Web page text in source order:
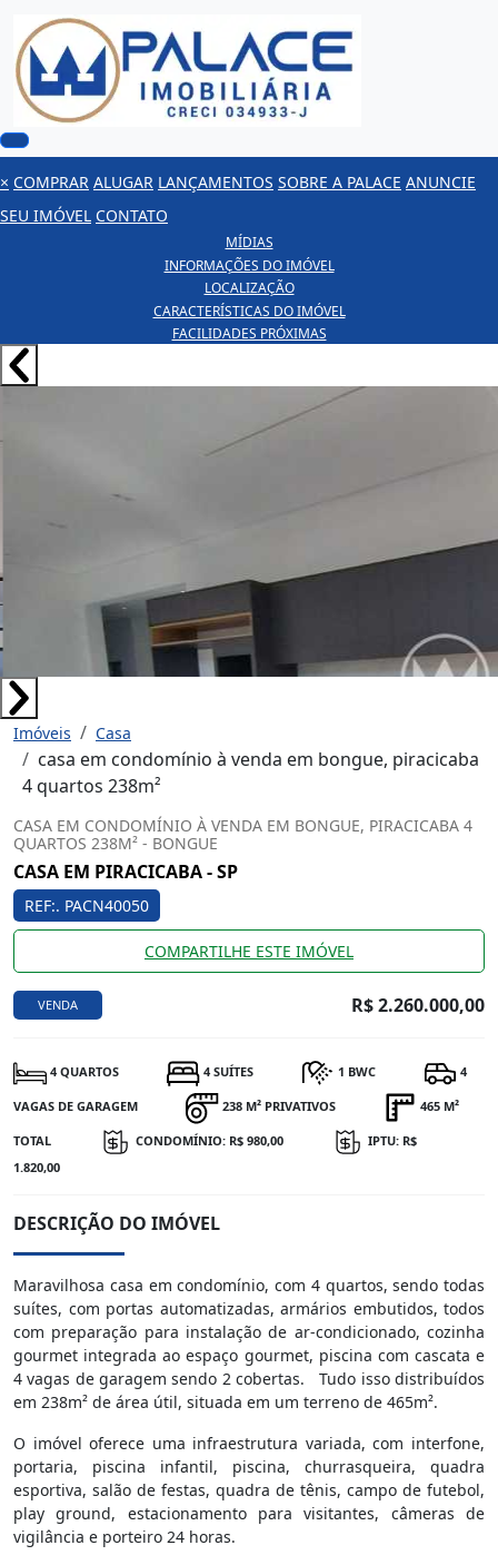
× COMPRAR ALUGAR LANÇAMENTOS SOBRE A PALACE ANUNCIE
SEU IMÓVEL CONTATO
MÍDIAS
INFORMAÇÕES DO IMÓVEL
LOCALIZAÇÃO
CARACTERÍSTICAS DO IMÓVEL
FACILIDADES PRÓXIMAS
Imóveis Casa
casa em condomínio à venda em bongue, piracicaba
4 quartos 238m²
CASA EM CONDOMÍNIO À VENDA EM BONGUE, PIRACICABA 4
QUARTOS 238M² - BONGUE
CASA EM PIRACICABA - SP
REF:. PACN40050
COMPARTILHE ESTE IMÓVEL
VENDA R$ 2.260.000,00
4 QUARTOS 4 SUÍTES 1 BWC 4
VAGAS DE GARAGEM 238 M² PRIVATIVOS 465 M²
TOTAL CONDOMÍNIO: R$ 980,00
IPTU: R$
1.820,00
DESCRIÇÃO DO IMÓVEL
Maravilhosa casa em condomínio, com 4 quartos, sendo todas
suítes, com portas automatizadas, armários embutidos, todos
com preparação para instalação de ar-condicionado, cozinha
gourmet integrada ao espaço gourmet, piscina com cascata e
4 vagas de garagem sendo 2 cobertas. Tudo isso distribuídos
em 238m² de área útil, situada em um terreno de 465m².
O imóvel oferece uma infraestrutura variada, com interfone,
portaria, piscina infantil, piscina, churrasqueira, quadra
esportiva, salão de festas, quadra de tênis, campo de futebol,
play ground, estacionamento para visitantes, câmeras de
vigilância e porteiro 24 horas.